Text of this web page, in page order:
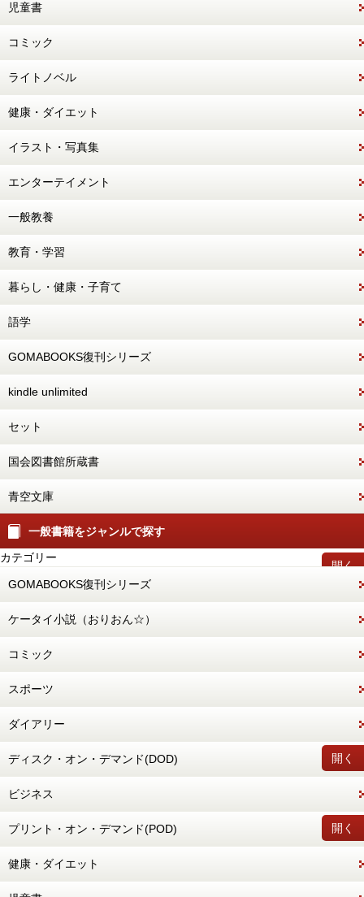
児童書
コミック
ライトノベル
健康・ダイエット
イラスト・写真集
エンターテイメント
一般教養
教育・学習
暮らし・健康・子育て
語学
GOMABOOKS復刊シリーズ
kindle unlimited
セット
国会図書館所蔵書
青空文庫
一般書籍をジャンルで探す
開く
カテゴリー
GOMABOOKS復刊シリーズ
ケータイ小説（おりおん☆）
コミック
スポーツ
ダイアリー
開く
ディスク・オン・デマンド(DOD)
ビジネス
開く
プリント・オン・デマンド(POD)
健康・ダイエット